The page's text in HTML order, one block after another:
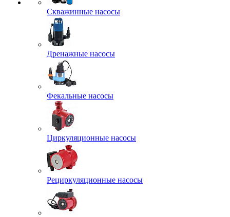
Скважинные насосы
Дренажные насосы
Фекальные насосы
Циркуляционные насосы
Рециркуляционные насосы